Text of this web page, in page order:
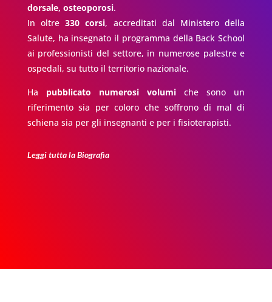
dorsale, osteoporosi.
In oltre330 corsi, accreditati dal Ministero della
Salute, ha insegnato il programma della Back School
ai professionisti del settore, in numerose palestre e
ospedali, su tutto il territorio nazionale.
Ha pubblicato numerosi volumiche sono un
riferimento sia per coloro che soffrono di mal di
schiena sia per gli insegnanti e per i fisioterapisti.
Leggi tutta la Biografia